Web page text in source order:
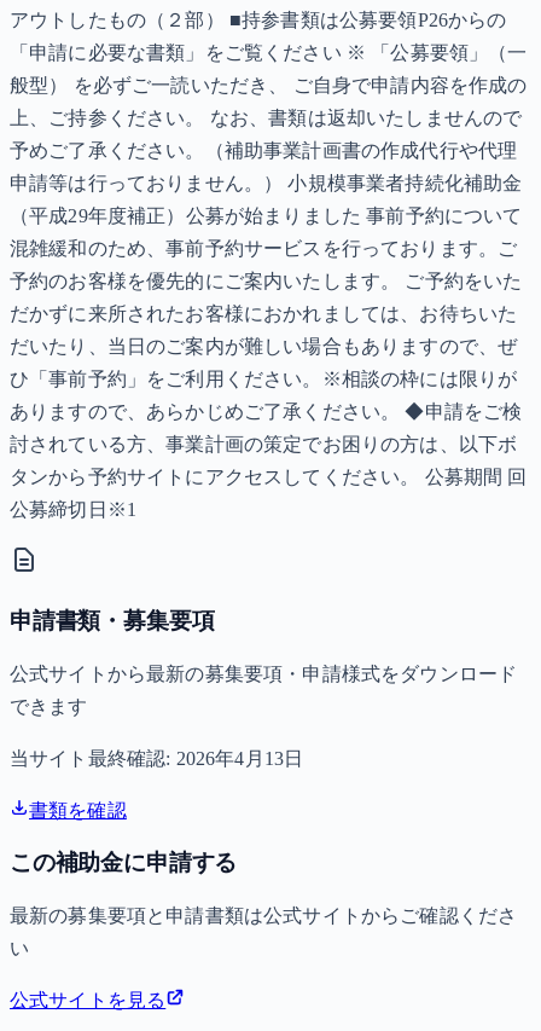
アウトしたもの（２部） ■持参書類は公募要領P26からの
「申請に必要な書類」をご覧ください ※ 「公募要領」（一
般型） を必ずご一読いただき、 ご自身で申請内容を作成の
上、ご持参ください。 なお、書類は返却いたしませんので
予めご了承ください。（補助事業計画書の作成代行や代理
申請等は行っておりません。） 小規模事業者持続化補助金
（平成29年度補正）公募が始まりました 事前予約について
混雑緩和のため、事前予約サービスを行っております。ご
予約のお客様を優先的にご案内いたします。 ご予約をいた
だかずに来所されたお客様におかれましては、お待ちいた
だいたり、当日のご案内が難しい場合もありますので、ぜ
ひ「事前予約」をご利用ください。※相談の枠には限りが
ありますので、あらかじめご了承ください。 ◆申請をご検
討されている方、事業計画の策定でお困りの方は、以下ボ
タンから予約サイトにアクセスしてください。 公募期間 回
公募締切日※1
申請書類・募集要項
公式サイトから最新の募集要項・申請様式をダウンロード
できます
当サイト最終確認: 2026年4月13日
書類を確認
この補助金に申請する
最新の募集要項と申請書類は公式サイトからご確認くださ
い
公式サイトを見る